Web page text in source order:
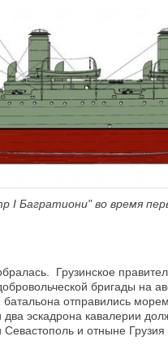
I Багратиони" во время
Грузинское
бригады на
отправились
эскадрона кавалерии
и отныне